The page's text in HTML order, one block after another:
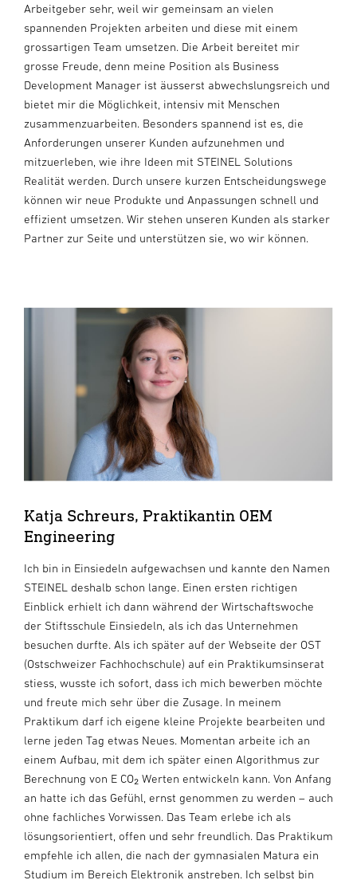
Arbeitgeber sehr, weil wir gemeinsam an vielen
spannenden Projekten arbeiten und diese mit einem
grossartigen Team umsetzen. Die Arbeit bereitet mir
grosse Freude, denn meine Position als Business
Development Manager ist äusserst abwechslungsreich und
bietet mir die Möglichkeit, intensiv mit Menschen
zusammenzuarbeiten. Besonders spannend ist es, die
Anforderungen unserer Kunden aufzunehmen und
mitzuerleben, wie ihre Ideen mit STEINEL Solutions
Realität werden. Durch unsere kurzen Entscheidungswege
können wir neue Produkte und Anpassungen schnell und
effizient umsetzen. Wir stehen unseren Kunden als starker
Partner zur Seite und unterstützen sie, wo wir können.
Katja Schreurs, Praktikantin OEM
Engineering
Ich bin in Einsiedeln aufgewachsen und kannte den Namen
STEINEL deshalb schon lange. Einen ersten richtigen
Einblick erhielt ich dann während der Wirtschaftswoche
der Stiftsschule Einsiedeln, als ich das Unternehmen
besuchen durfte. Als ich später auf der Webseite der OST
(Ostschweizer Fachhochschule) auf ein Praktikumsinserat
stiess, wusste ich sofort, dass ich mich bewerben möchte
und freute mich sehr über die Zusage. In meinem
Praktikum darf ich eigene kleine Projekte bearbeiten und
lerne jeden Tag etwas Neues. Momentan arbeite ich an
einem Aufbau, mit dem ich später einen Algorithmus zur
Berechnung von E CO₂ Werten entwickeln kann. Von Anfang
an hatte ich das Gefühl, ernst genommen zu werden – auch
ohne fachliches Vorwissen. Das Team erlebe ich als
lösungsorientiert, offen und sehr freundlich. Das Praktikum
empfehle ich allen, die nach der gymnasialen Matura ein
Studium im Bereich Elektronik anstreben. Ich selbst bin